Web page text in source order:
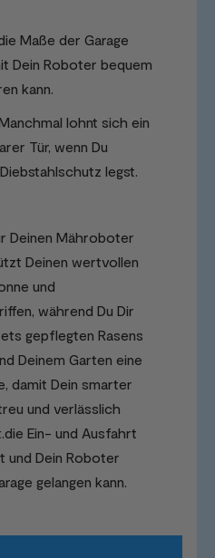
Maße der Garage
Dein Roboter bequem
kann.
lohnt sich ein
Tür, wenn Du
legst.
Deinen Mähroboter
Deinen wertvollen
und
während Du Dir
gepflegten Rasens
Deinem Garten eine
damit Dein smarter
und verlässlich
Ein- und Ausfahrt
und Dein Roboter
gelangen kann.